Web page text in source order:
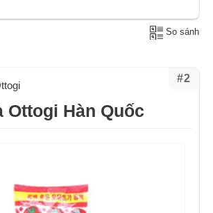
So sánh
#2
Ottogi Hàn Quốc